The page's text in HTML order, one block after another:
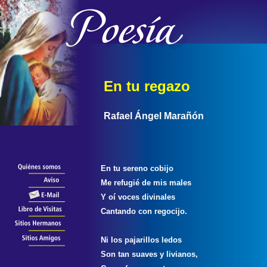
En tu regazo
Rafael Ángel Marañón
En tu sereno cobijo
Me refugié de mis males
Y oí voces divinales
Cantando con regocijo.
Ni los pajarillos ledos
Son tan suaves y livianos,